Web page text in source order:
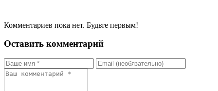
Комментариев пока нет. Будьте первым!
Оставить комментарий